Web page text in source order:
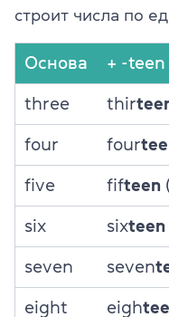
строит числа по
Основа + -teen
three thir
four four
five fifteen
six sixteen
seven seven
eight eigh